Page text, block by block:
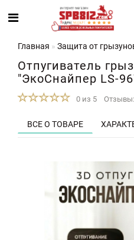
Главная Защита от
Отпугиватель
"ЭкоСнайпер LS-
0 из 5
ВСЕ О ТОВАРЕ